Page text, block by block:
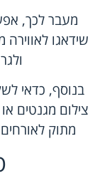
מעבר לכך,
שידאגו לאווירה
בנוסף, כדאי
צילום מגנטים או
מתוק